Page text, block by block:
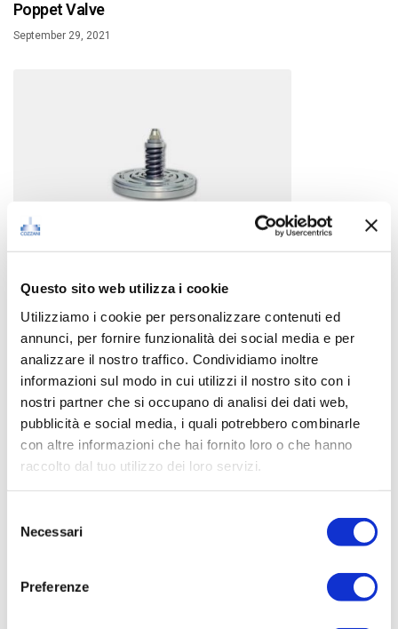
Questo sito web utilizza i cookie
Utilizziamo i cookie per personalizzare contenuti ed
annunci, per fornire funzionalità dei social media e per
analizzare il nostro traffico. Condividiamo inoltre
informazioni sul modo in cui utilizzi il nostro sito con i
nostri partner che si occupano di analisi dei dati web,
pubblicità e social media, i quali potrebbero combinarle
con altre informazioni che hai fornito loro o che hanno
raccolto dal tuo utilizzo dei loro servizi.
delNecessari
Preferenze
Poppet Valve
September 29, 2021
CX: Metal Ring Valves with Sinus Springs
September 29, 2021
CP: Thermoplastic Ring Valves